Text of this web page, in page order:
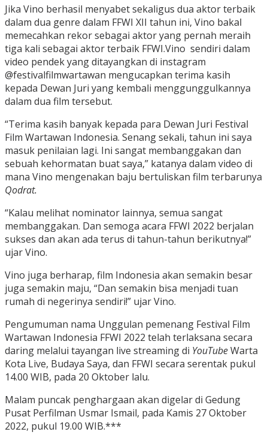
Jika Vino berhasil menyabet sekaligus dua aktor terbaik
dalam dua genre dalam FFWI XII tahun ini, Vino bakal
memecahkan rekor sebagai aktor yang pernah meraih
tiga kali sebagai aktor terbaik FFWI.Vino sendiri dalam
video pendek yang ditayangkan di instagram
@festivalfilmwartawan mengucapkan terima kasih
kepada Dewan Juri yang kembali menggunggulkannya
dalam dua film tersebut.
“Terima kasih banyak kepada para Dewan Juri Festival
Film Wartawan Indonesia. Senang sekali, tahun ini saya
masuk penilaian lagi. Ini sangat membanggakan dan
sebuah kehormatan buat saya,” katanya dalam video di
mana Vino mengenakan baju bertuliskan film terbarunya
Qodrat.
“Kalau melihat nominator lainnya, semua sangat
membanggakan. Dan semoga acara FFWI 2022 berjalan
sukses dan akan ada terus di tahun-tahun berikutnya!”
ujar Vino.
Vino juga berharap, film Indonesia akan semakin besar
juga semakin maju, “Dan semakin bisa menjadi tuan
rumah di negerinya sendiri!” ujar Vino.
Pengumuman nama Unggulan pemenang Festival Film
Wartawan Indonesia FFWI 2022 telah terlaksana secara
daring melalui tayangan live streaming di YouTubeWarta
Kota Live, Budaya Saya, dan FFWI secara serentak pukul
14.00 WIB, pada 20 Oktober lalu.
Malam puncak penghargaan akan digelar di Gedung
Pusat Perfilman Usmar Ismail, pada Kamis 27 Oktober
2022, pukul 19.00 WIB.***